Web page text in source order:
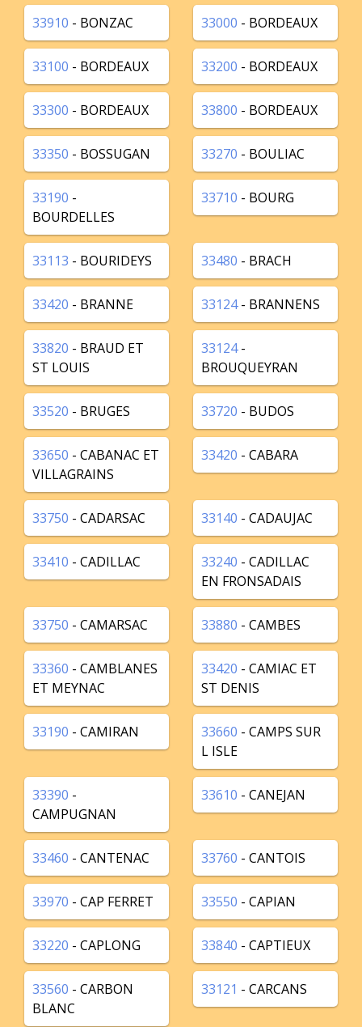
33910 - BONZAC 33000 - BORDEAUX
33100 - BORDEAUX 33200 - BORDEAUX
33300 - BORDEAUX 33800 - BORDEAUX
33350 - BOSSUGAN 33270 - BOULIAC
33190 -
BOURDELLES
33710 - BOURG
33113 - BOURIDEYS 33480 - BRACH
33420 - BRANNE 33124- BRANNENS
33820 - BRAUD ET
ST LOUIS
33124-
BROUQUEYRAN
33520 - BRUGES 33720 - BUDOS
33650 - CABANAC ET
VILLAGRAINS
33420 - CABARA
33750 - CADARSAC 33140 - CADAUJAC
33410 - CADILLAC 33240 - CADILLAC
EN FRONSADAIS
33750 - CAMARSAC 33880 - CAMBES
33360 - CAMBLANES
ET MEYNAC
33420 - CAMIAC ET
ST DENIS
33190 - CAMIRAN 33660 - CAMPS SUR
L ISLE
33390 -
CAMPUGNAN
33610 - CANEJAN
33460 - CANTENAC 33760 - CANTOIS
33970 - CAP FERRET 33550 - CAPIAN
33220 - CAPLONG 33840 - CAPTIEUX
33560 - CARBON
BLANC
33121 - CARCANS